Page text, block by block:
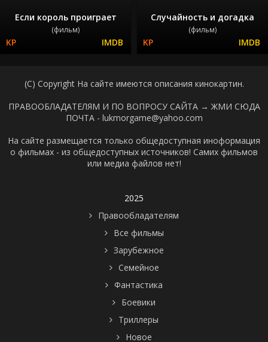
Если король проиграет
(фильм)
Случайность и догадка
(фильм)
(C) Copyright На сайте имеются описания кинокартин.
ПРАВООБЛАДАТЕЛЯМ И ПО ВОПРОСУ САЙТА → ЖМИ СЮДА
ПОЧТА - lukmorgame@yahoo.com
На сайте размещается только общедоступная иноформация
о фильмах - из общедоступных источников! Самих фильмов
или медиа файлов нет!
2025
Правообладателям
Все фильмы
Зарубежное
Семейное
Фантастика
Боевики
Триллеры
Новое